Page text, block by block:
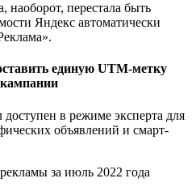
наоборот, перестала быть
Яндекс автоматически
единую UTM-метку
в режиме эксперта для
объявлений и смарт-